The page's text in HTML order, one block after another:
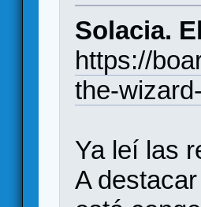
Solacia.
https://
the-
Ya leí las
A